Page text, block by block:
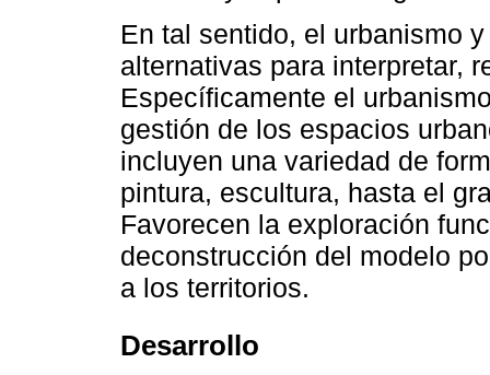
En tal sentido, el urbanismo
alternativas para interpretar,
Específicamente el
gestión de los espacios
incluyen una variedad de
pintura, escultura, hasta el
Favorecen la exploración
deconstrucción del modelo
a los territorios.
Desarrollo